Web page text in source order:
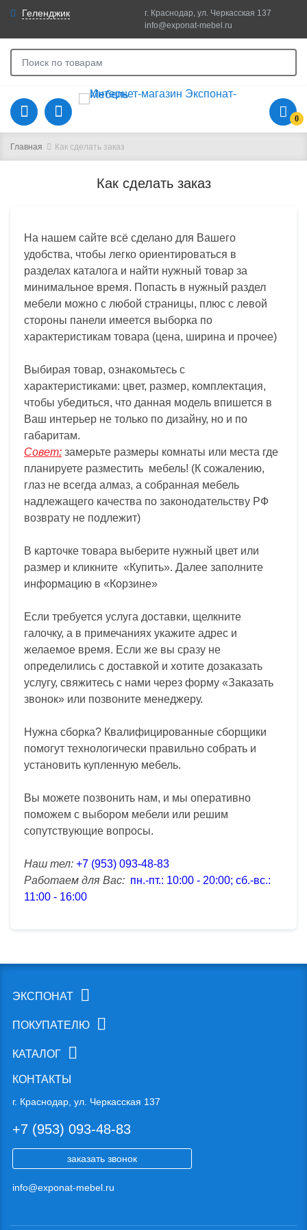
Геленджик
г. Краснодар, ул. Черкасская 137
info@exponat-mebel.ru
0
Главная Как сделать заказ
Как сделать заказ
На нашем сайте всё сделано для Вашего
удобства, чтобы легко ориентироваться в
разделах каталога и найти нужный товар за
минимальное время. Попасть в нужный раздел
мебели можно с любой страницы, плюс с левой
стороны панели имеется выборка по
характеристикам товара (цена, ширина и прочее)
Выбирая товар, ознакомьтесь с
характеристиками: цвет, размер, комплектация,
чтобы убедиться, что данная модель впишется в
Ваш интерьер не только по дизайну, но и по
габаритам.
Совет: замерьте размеры комнаты или места где
планируете разместить мебель! (К сожалению,
глаз не всегда алмаз, а собранная мебель
надлежащего качества по законодательству РФ
возврату не подлежит)
В карточке товара выберите нужный цвет или
размер и кликните «Купить». Далее заполните
информацию в «Корзине»
Если требуется услуга доставки, щелкните
галочку, а в примечаниях укажите адрес и
желаемое время. Если же вы сразу не
определились с доставкой и хотите дозаказать
услугу, свяжитесь с нами через форму «Заказать
звонок» или позвоните менеджеру.
Нужна сборка? Квалифицированные сборщики
помогут технологически правильно собрать и
установить купленную мебель.
Вы можете позвонить нам, и мы оперативно
поможем с выбором мебели или решим
сопутствующие вопросы.
Наш тел: +7 (953) 093-48-83
Работаем для Вас: пн.-пт.: 10:00 - 20:00; сб.-вс.:
11:00 - 16:00
ЭКСПОНАТ
ПОКУПАТЕЛЮ
КАТАЛОГ
КОНТАКТЫ
г. Краснодар, ул. Черкасская 137
+7 (953) 093-48-83
заказать звонок
info@exponat-mebel.ru